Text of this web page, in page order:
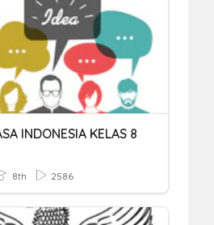
INDONESIA KELAS 8
8th 2586